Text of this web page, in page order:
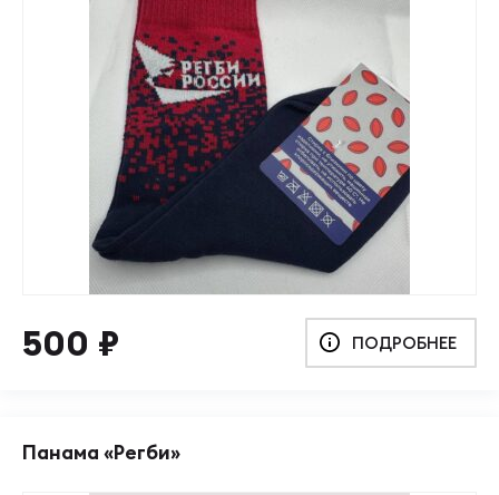
500 ₽ ПОДРОБНЕЕ
Панама «Регби»